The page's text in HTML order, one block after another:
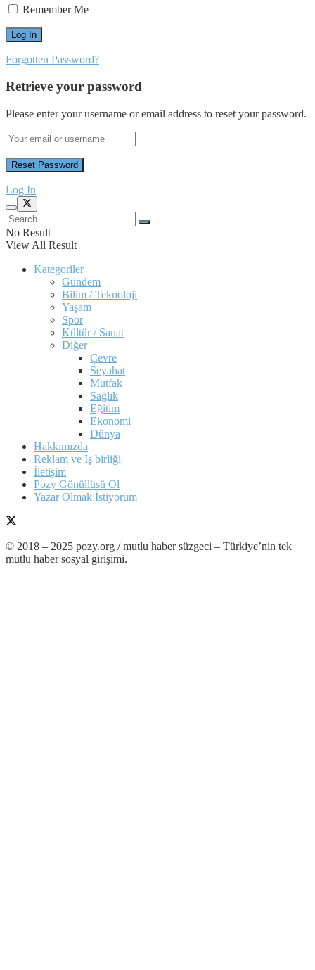
Remember Me
Forgotten Password?
Retrieve your password
Please enter your username or email address to reset your password.
Log In
No Result
View All Result
Kategoriler
Gündem
Bilim / Teknoloji
Yaşam
Spor
Kültür / Sanat
Diğer
Çevre
Seyahat
Mutfak
Sağlık
Eğitim
Ekonomi
Dünya
Hakkımızda
Reklam ve İş birliği
İletişim
Pozy Gönüllüsü Ol
Yazar Olmak İstiyorum
© 2018 – 2025 pozy.org / mutlu haber süzgeci – Türkiye’nin tek
mutlu haber sosyal girişimi.